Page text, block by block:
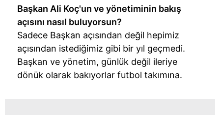
Başkan Ali Koç'un ve yönetiminin bakış
açısını nasıl buluyorsun?
Sadece Başkan açısından değil hepimiz
açısından istediğimiz gibi bir yıl geçmedi.
Başkan ve yönetim, günlük değil ileriye
dönük olarak bakıyorlar futbol takımına.